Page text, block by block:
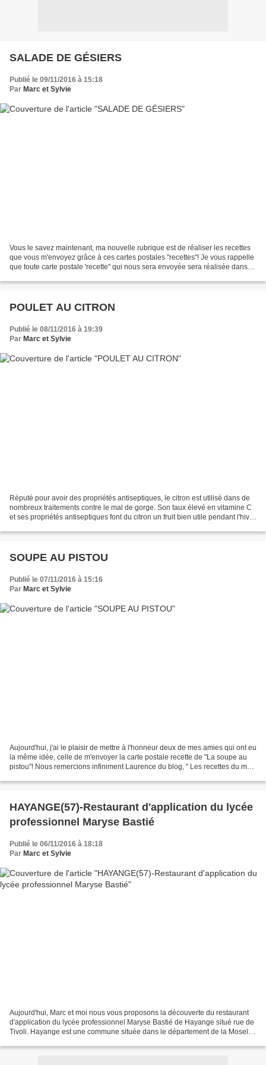
SALADE DE GÉSIERS
Publié le 09/11/2016 à 15:18
Par Marc et Sylvie
Vous le savez maintenant, ma nouvelle rubrique est de réaliser les recettes
que vous m'envoyez grâce à ces cartes postales "recettes"! Je vous rappelle
que toute carte postale 'recette" qui nous sera envoyée sera réalisée dans
POULET AU CITRON
Publié le 08/11/2016 à 19:39
Par Marc et Sylvie
Réputé pour avoir des propriétés antiseptiques, le citron est utilisé dans de
nombreux traitements contre le mal de gorge. Son taux élevé en vitamine C
et ses propriétés antiseptiques font du citron un fruit bien utile pendant l'hiver
SOUPE AU PISTOU
Publié le 07/11/2016 à 15:16
Par Marc et Sylvie
Aujourd'hui, j'ai le plaisir de mettre à l'honneur deux de mes amies qui ont eu
la même idée, celle de m'envoyer la carte postale recette de "La soupe au
pistou"! Nous remercions infiniment Laurence du blog, " Les recettes du mas
HAYANGE(57)-Restaurant d'application du lycée
professionnel Maryse Bastié
Publié le 06/11/2016 à 18:18
Par Marc et Sylvie
Aujourd'hui, Marc et moi nous vous proposons la découverte du restaurant
d'application du lycée professionnel Maryse Bastié de Hayange situé rue de
Tivoli. Hayange est une commune située dans le département de la Moselle